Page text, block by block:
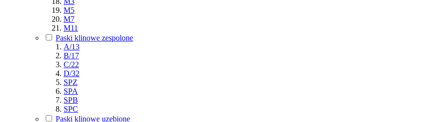
M5
M7
M11
Paski klinowe zespolone
A/13
B/17
C/22
D/32
SPZ
SPA
SPB
SPC
Paski klinowe uzębione